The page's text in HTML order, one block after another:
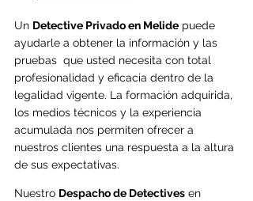
Un Detective Privado en Melide puede
ayudarle a obtener la información y las
pruebas  que usted necesita con total
profesionalidad y eficacia dentro de la
legalidad vigente. La formación adquirida,
los medios técnicos y la experiencia
acumulada nos permiten ofrecer a
nuestros clientes una respuesta a la altura
de sus expectativas.
Nuestro Despacho de Detectives en